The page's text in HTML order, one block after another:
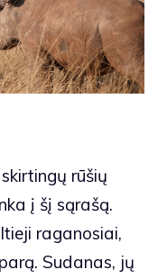
rūšių
į šį sąrašą.
raganosiai,
Sudanas, jų